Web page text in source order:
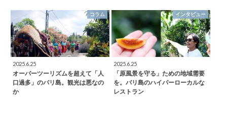
コラム
2025.6.25
オーバーツーリズムを超えて「人
口過多」のバリ島。観光は悪なの
か
インタビュー
2025.6.25
「原風景を守る」ための地域需要
を。バリ島のハイパーローカルな
レストラン